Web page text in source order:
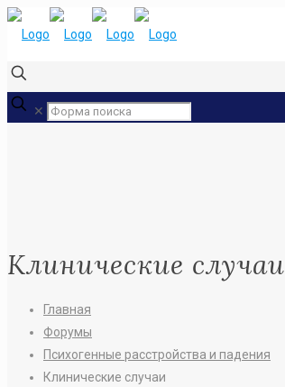
✕
Клинические случаи
Главная
Форумы
Психогенные расстройства и падения
Клинические случаи